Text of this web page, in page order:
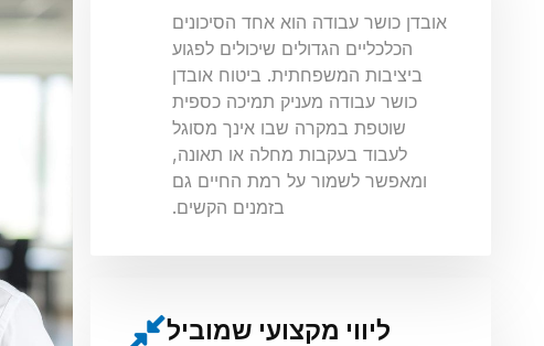
אובדן כושר עבודה הוא אחד הסיכונים
הכלכליים הגדולים שיכולים לפגוע
ביציבות המשפחתית. ביטוח אובדן
כושר עבודה מעניק תמיכה כספית
שוטפת במקרה שבו אינך מסוגל
לעבוד בעקבות מחלה או תאונה,
ומאפשר לשמור על רמת החיים גם
בזמנים הקשים.
ליווי מקצועי שמוביל